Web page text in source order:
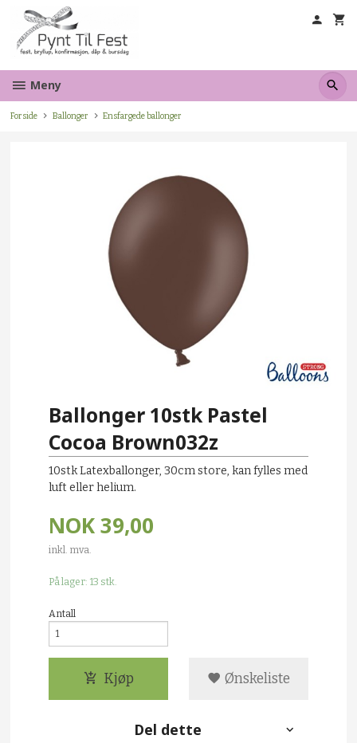
innholdet
Meny
Forside Ballonger Ensfargede ballonger
Ballonger 10stk Pastel
Cocoa Brown032z
10stk Latexballonger, 30cm store, kan fylles med
luft eller helium.
NOK 39,00
inkl. mva.
På lager: 13 stk.
Antall
Kjøp Ønskeliste
Del dette